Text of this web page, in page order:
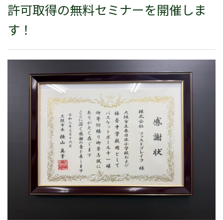
許可取得の無料セミナーを開催しま
す！